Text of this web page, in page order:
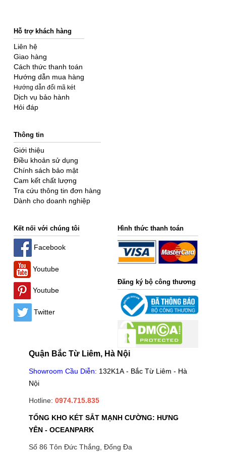
Hỗ trợ khách hàng
Liên hệ
Giao hàng
Cách thức thanh toán
Hướng dẫn mua hàng
Hướng dẫn đổi mã két
Dịch vụ bảo hành
Hỏi đáp
Thông tin
Giới thiệu
Điều khoản sử dụng
Chính sách bảo mật
Cam kết chất lượng
Tra cứu thông tin đơn hàng
Dành cho doanh nghiệp
Kết nối với chúng tôi
Facebook
Youtube
Youtube
Twitter
Hình thức thanh toán
Đăng ký bộ công thương
Quận Bắc Từ Liêm, Hà Nội
Showroom Cầu Diễn: 132K1A - Bắc Từ Liêm - Hà
Nội
Hotline: 0974.715.835
TỔNG KHO KÉT SẮT MẠNH CƯỜNG: HƯNG
YÊN - OCEANPARK
Số 86 Tôn Đức Thắng, Đống Đa